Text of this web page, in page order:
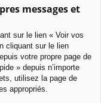
messages et
sur le lien « Voir vos
cliquant sur le lien
votre propre page de
» depuis n’importe
utilisez la page de
appropriés.